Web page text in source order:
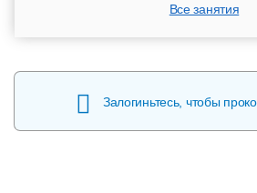
Все занятия
Залогиньтесь, чтобы